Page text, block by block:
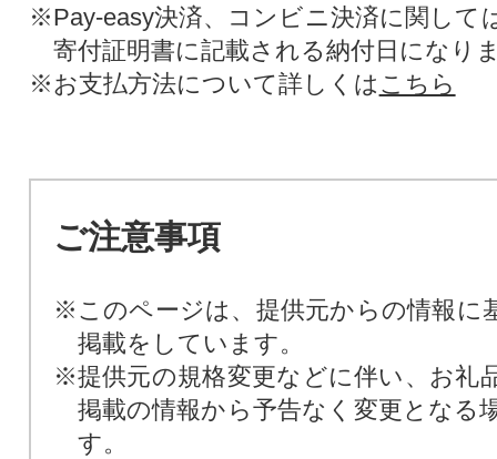
※Pay-easy決済、コンビニ決済に関して
寄付証明書に記載される納付日になり
※お支払方法について詳しくは こちら
ご注意事項
※このページは、提供元からの情報に
掲載をしています。
※提供元の規格変更などに伴い、お礼
掲載の情報から予告なく変更となる
す。